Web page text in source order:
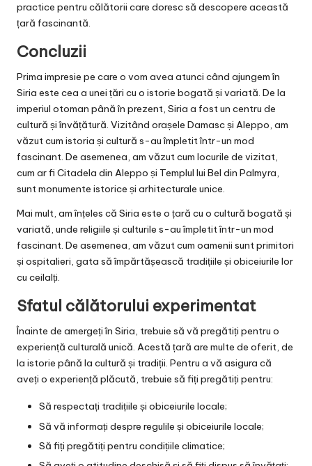
practice pentru călătorii care doresc să descopere această
țară fascinantă.
Concluzii
Prima impresie pe care o vom avea atunci când ajungem în
Siria este cea a unei țări cu o istorie bogată și variată. De la
imperiul otoman până în prezent, Siria a fost un centru de
cultură și învățătură. Vizitând orașele Damasc și Aleppo, am
văzut cum istoria și cultură s-au împletit într-un mod
fascinant. De asemenea, am văzut cum locurile de vizitat,
cum ar fi Citadela din Aleppo și Templul lui Bel din Palmyra,
sunt monumente istorice și arhitecturale unice.
Mai mult, am înțeles că Siria este o țară cu o cultură bogată și
variată, unde religiile și culturile s-au împletit într-un mod
fascinant. De asemenea, am văzut cum oamenii sunt primitori
și ospitalieri, gata să împărtășească tradițiile și obiceiurile lor
cu ceilalți.
Sfatul călătorului experimentat
Înainte de amergeți în Siria, trebuie să vă pregătiți pentru o
experiență culturală unică. Acestă țară are multe de oferit, de
la istorie până la cultură și tradiții. Pentru a vă asigura că
aveți o experiență plăcută, trebuie să fiți pregătiți pentru:
Să respectați tradițiile și obiceiurile locale;
Să vă informați despre regulile și obiceiurile locale;
Să fiți pregătiți pentru condițiile climatice;